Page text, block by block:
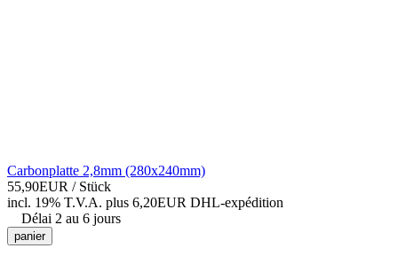
Carbonplatte 2,8mm (280x240mm)
55,90EUR / Stück
incl. 19% T.V.A. plus 6,20EUR DHL-expédition
Délai 2 au 6 jours
panier